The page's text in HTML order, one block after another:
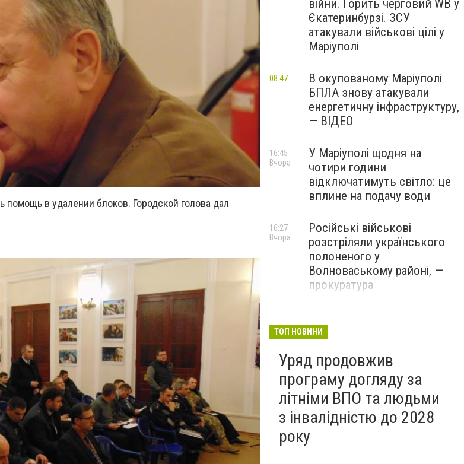
помощь в удалении блоков. Городской голова дал
війни. Горить черговий WB у
Єкатеринбурзі. ЗСУ
атакували військові цілі у
Маріуполі
В окупованому Маріуполі
БПЛА знову атакували
енергетичну інфраструктуру,
— ВІДЕО
08:47
У Маріуполі щодня на
чотири години
відключатимуть світло: це
вплине на подачу води
16:45
Вчора
Російські військові
розстріляли українського
полоненого у
Волноваському районі, —
прокуратура
16:27
Вчора
адміністрація оскаржує
судами право власності на
житло
Вчора
ТОП НОВИНИ
Уряд продовжив
програму догляду за
літніми ВПО та людьми
з інвалідністю до 2028
року